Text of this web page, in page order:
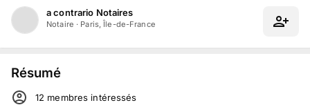
a contrario Notaires
Notaire · Paris, Île-de-France
Résumé
12 membres intéressés